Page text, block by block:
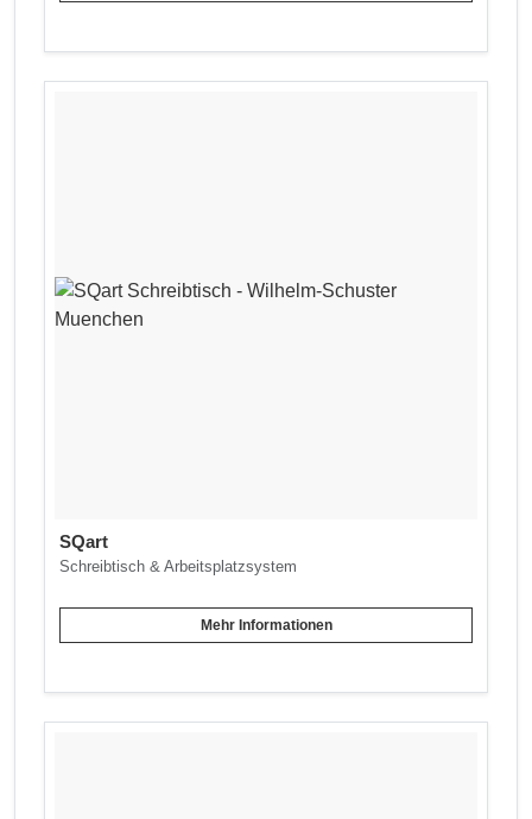
SQart
Schreibtisch & Arbeitsplatzsystem
Mehr Informationen